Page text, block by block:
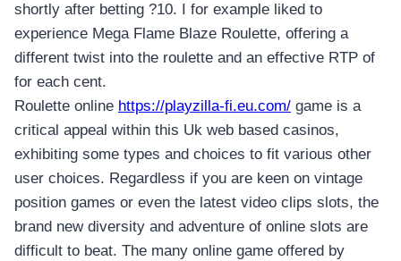
shortly after betting ?10. I for example liked to
experience Mega Flame Blaze Roulette, offering a
different twist into the roulette and an effective RTP of
for each cent.
Roulette online https://playzilla-fi.eu.com/ game is a
critical appeal within this Uk web based casinos,
exhibiting some types and choices to fit various other
user choices. Regardless if you are keen on vintage
position games or even the latest video clips slots, the
brand new diversity and adventure of online slots are
difficult to beat. The many online game offered by